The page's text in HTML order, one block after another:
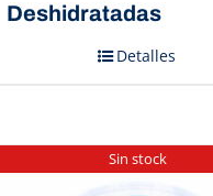
Deshidratadas
Detalles
Sin stock